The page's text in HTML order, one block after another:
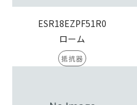
ESR18EZPF51R0
ローム
抵抗器